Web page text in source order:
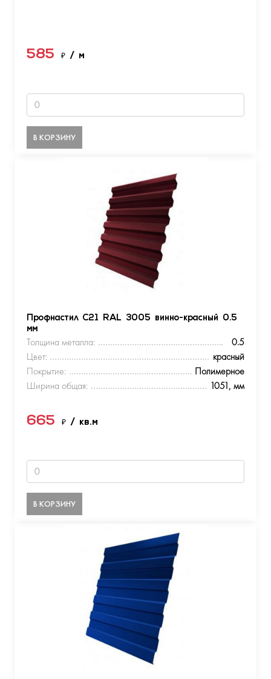
585 ₽ / м
В КОРЗИНУ
Профнастил С21 RAL 3005 винно-красный 0.5
мм
Толщина металла:
0.5
Цвет:
красный
Покрытие:
Полимерное
Ширина общая:
1051, мм
665 ₽ / кв.м
В КОРЗИНУ